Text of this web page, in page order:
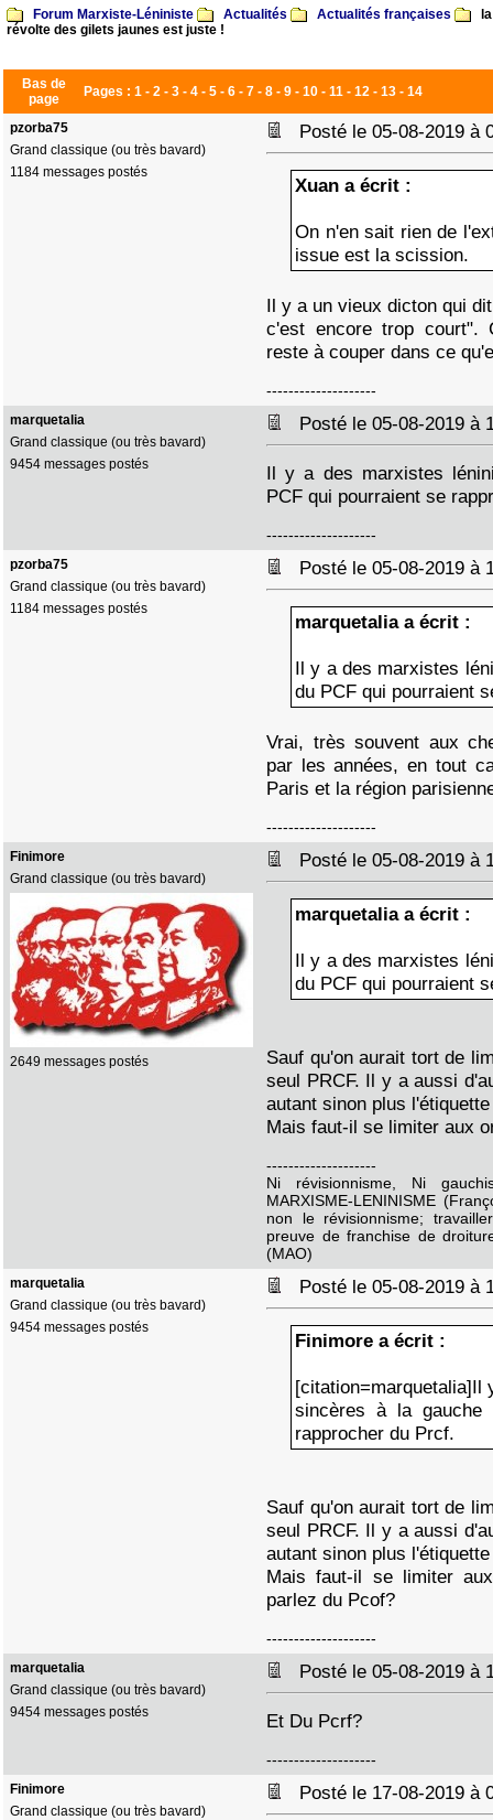
Forum Marxiste-Léniniste Actualités Actualités françaises
la
révolte des gilets jaunes est juste !
Bas de
page
Pages : 1 - 2 - 3 - 4 - 5 - 6 - 7 - 8 - 9 - 10 - 11 - 12 - 13 - 14
pzorba75
Grand classique (ou très bavard)
1184 messages postés
Posté le 05-08-2019
Xuan a écrit :
On n'en sait rien de
issue est la scission.
Il y a un vieux dicton qui
c'est encore trop court".
reste à couper dans ce
--------------------
marquetalia
Grand classique (ou très bavard)
9454 messages postés
Posté le 05-08-2019
Il y a des marxistes
PCF qui pourraient se
--------------------
pzorba75
Grand classique (ou très bavard)
1184 messages postés
Posté le 05-08-2019
marquetalia a écrit :
Il y a des marxistes
du PCF qui pourraient
Vrai, très souvent aux
par les années, en tout
Paris et la région
--------------------
Finimore
Grand classique (ou très bavard)
2649 messages postés
Posté le 05-08-2019
marquetalia a écrit :
Il y a des marxistes
du PCF qui pourraient
Sauf qu'on aurait tort de
seul PRCF. Il y a aussi
autant sinon plus
Mais faut-il se limiter aux
--------------------
Ni révisionnisme, Ni
MARXISME-LENINISME
non le révisionnisme;
preuve de franchise de
(MAO)
marquetalia
Grand classique (ou très bavard)
9454 messages postés
Posté le 05-08-2019
Finimore a écrit :
sincères à la gauche
rapprocher du Prcf.
Sauf qu'on aurait tort de
seul PRCF. Il y a aussi
autant sinon plus
Mais faut-il se limiter
parlez du Pcof?
--------------------
marquetalia
Grand classique (ou très bavard)
9454 messages postés
Posté le 05-08-2019
Et Du Pcrf?
--------------------
Finimore
Grand classique (ou très bavard)
Posté le 17-08-2019